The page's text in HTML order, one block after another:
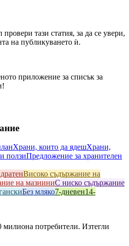
тази статия, за да се увери,
на публикуването ѝ.
приложение за списък за
Храни, които да ядешХрани,
ползиПредложение за хранителен
Високо съдържание на
на мазниниС ниско съдържание
Без мляко7-дневен14-
потребители. Изтегли